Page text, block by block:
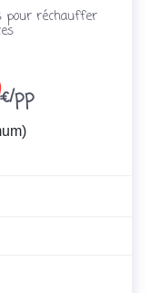
pour réchauffer
€/pp